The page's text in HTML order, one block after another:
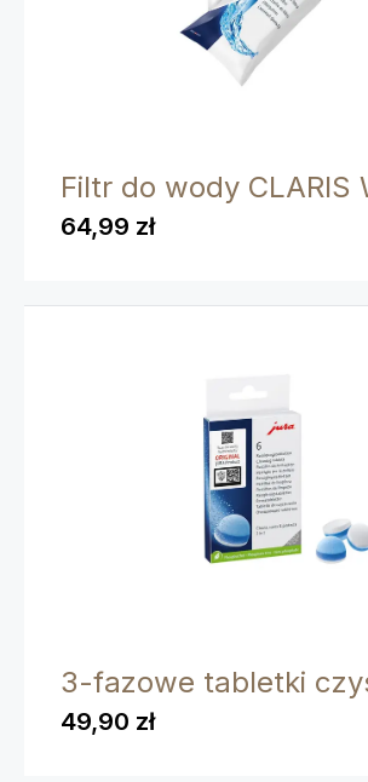
Filtr do wody CLARIS
64,99 zł
3-fazowe tabletki
49,90 zł